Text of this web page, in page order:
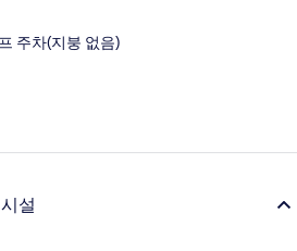
주차(지붕 없음)
설